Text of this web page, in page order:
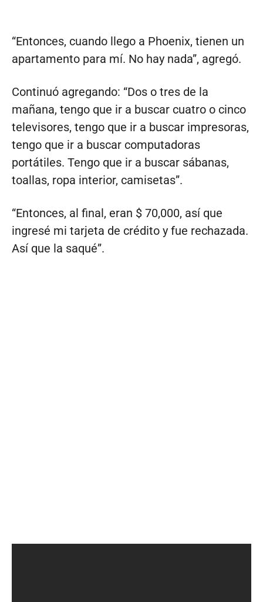
“Entonces, cuando llego a Phoenix, tienen un
apartamento para mí. No hay nada”, agregó.
Continuó agregando: “Dos o tres de la
mañana, tengo que ir a buscar cuatro o cinco
televisores, tengo que ir a buscar impresoras,
tengo que ir a buscar computadoras
portátiles. Tengo que ir a buscar sábanas,
toallas, ropa interior, camisetas”.
“Entonces, al final, eran $ 70,000, así que
ingresé mi tarjeta de crédito y fue rechazada.
Así que la saqué”.